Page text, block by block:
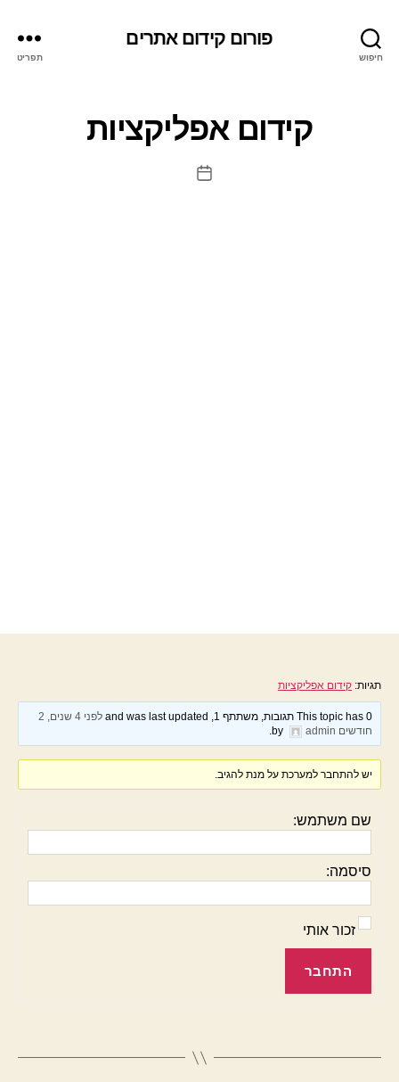
חיפוש
פורום קידום אתרים
תפריט
קידום אפליקציות
תאריך
תגיות: קידום אפליקציות
This topic has 0 תגובות, משתתף 1, and was last updated
לפני 4 שנים, 2
חודשים admin
.
יש להתחבר למערכת על מנת להגיב.
שם משתמש:
סיסמה:
זכור אותי
התחבר